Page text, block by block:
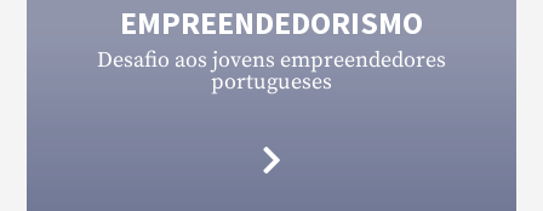
EMPREENDEDORISMO
Desafio aos jovens empreendedores
portugueses